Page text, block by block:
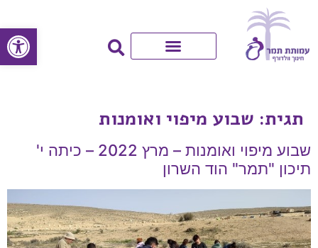
פתח
תגית: שבוע מיפוי ואומנות
שבוע מיפוי ואומנות – מרץ 2022 – כיתה י'
תיכון "תמר" הוד השרון